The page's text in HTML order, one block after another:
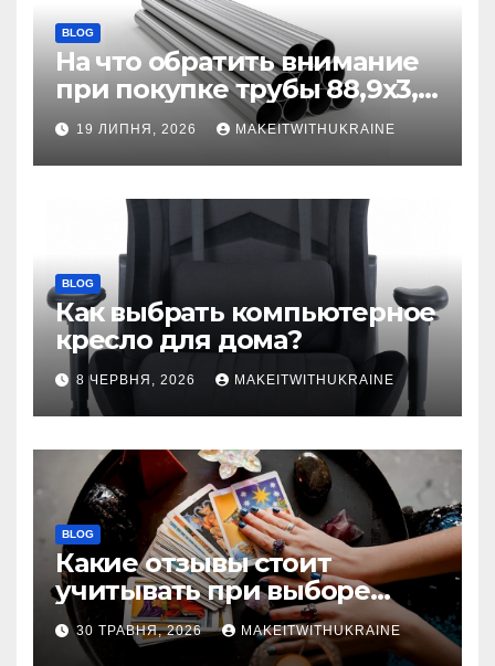
BLOG
На что обратить внимание
при покупке трубы 88,9х3,2
бесшовной
19 ЛИПНЯ, 2026 MAKEITWITHUKRAINE
BLOG
Как выбрать компьютерное
кресло для дома?
8 ЧЕРВНЯ, 2026 MAKEITWITHUKRAINE
BLOG
Какие отзывы стоит
учитывать при выборе
гадалки в Казахстане?
30 ТРАВНЯ, 2026 MAKEITWITHUKRAINE